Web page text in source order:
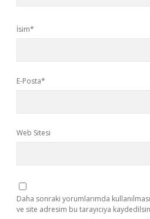
İsim*
E-Posta*
Web Sitesi
Daha sonraki yorumlarımda
ve site adresim bu tarayıcıya